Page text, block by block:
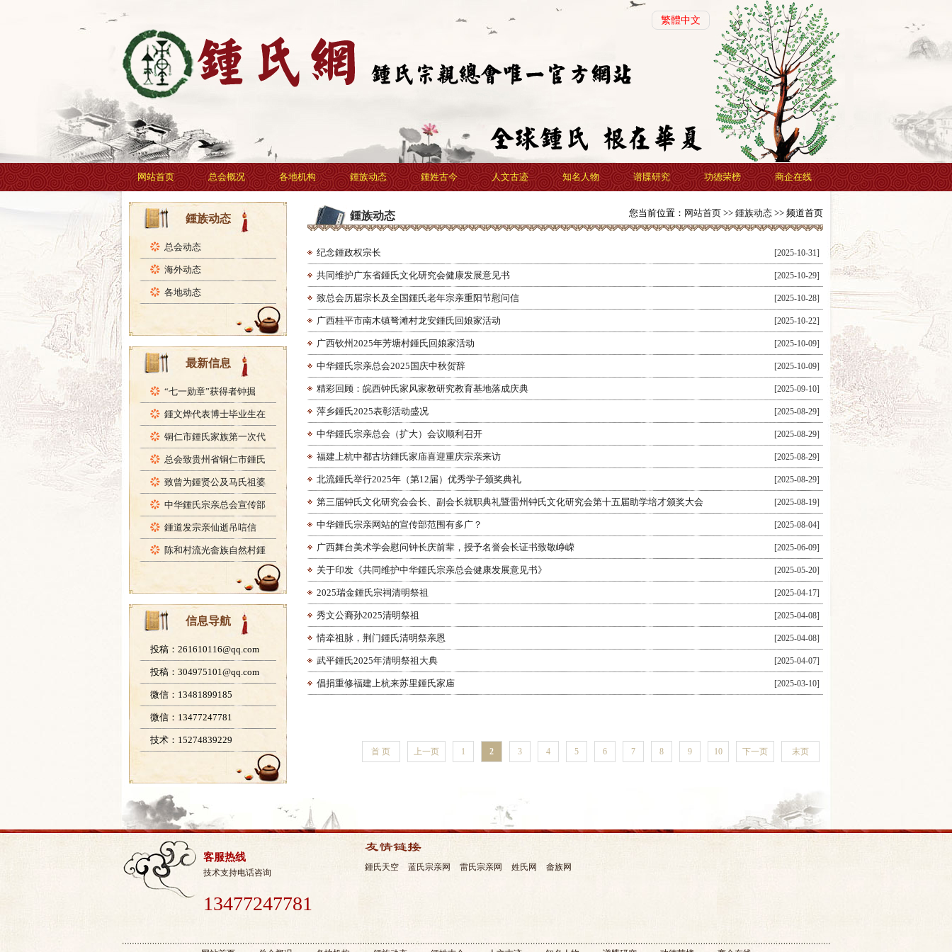
繁體中文
网站首页 总会概况 各地机构 鍾族动态 鍾姓古今 人文古迹 知名人物 谱牒研究 功德荣榜 商企在线
鍾族动态
总会动态
海外动态
各地动态
最新信息
“七一勋章”获得者钟掘
鍾文烨代表博士毕业生在
铜仁市鍾氏家族第一次代
总会致贵州省铜仁市鍾氏
致曾为鍾贤公及马氏祖婆
中华鍾氏宗亲总会宣传部
鍾道发宗亲仙逝吊唁信
陈和村流光畲族自然村鍾
信息导航
投稿：261610116@qq.com
投稿：304975101@qq.com
微信：13481899185
微信：13477247781
技术：15274839229
鍾族动态 您当前位置： 网站首页>> 鍾族动态>> 频道首页
[2025-10-31]
纪念鍾政权宗长
[2025-10-29]
共同维护广东省鍾氏文化研究会健康发展意见书
[2025-10-28]
致总会历届宗长及全国鍾氏老年宗亲重阳节慰问信
[2025-10-22]
广西桂平市南木镇弩滩村龙安鍾氏回娘家活动
[2025-10-09]
广西钦州2025年芳塘村鍾氏回娘家活动
[2025-10-09]
中华鍾氏宗亲总会2025国庆中秋贺辞
[2025-09-10]
精彩回顾：皖西钟氏家风家教研究教育基地落成庆典
[2025-08-29]
萍乡鍾氏2025表彰活动盛况
[2025-08-29]
中华鍾氏宗亲总会（扩大）会议顺利召开
[2025-08-29]
福建上杭中都古坊鍾氏家庙喜迎重庆宗亲来访
[2025-08-29]
北流鍾氏举行2025年（第12届）优秀学子颁奖典礼
[2025-08-19]
第三届钟氏文化研究会会长、副会长就职典礼暨雷州钟氏文化研究会第十五届助学培才颁奖大会
[2025-08-04]
中华鍾氏宗亲网站的宣传部范围有多广？
[2025-06-09]
广西舞台美术学会慰问钟长庆前辈，授予名誉会长证书致敬峥嵘
[2025-05-20]
关于印发《共同维护中华鍾氏宗亲总会健康发展意见书》
[2025-04-17]
2025瑞金鍾氏宗祠清明祭祖
[2025-04-08]
秀文公裔孙2025清明祭祖
[2025-04-08]
情牵祖脉，荆门鍾氏清明祭亲恩
[2025-04-07]
武平鍾氏2025年清明祭祖大典
[2025-03-10]
倡捐重修福建上杭来苏里鍾氏家庙
首 页 上一页 1 2 3 4 5 6 7 8 9 10 下一页 末页
客服热线
技术支持电话咨询
13477247781
鍾氏天空 蓝氏宗亲网 雷氏宗亲网 姓氏网 畲族网